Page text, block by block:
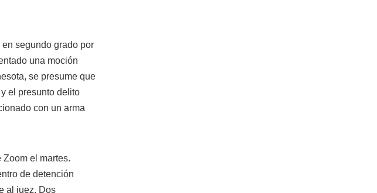
segundo grado por
una moción
se presume que
el presunto delito
con un arma
el martes.
de detención
al juez. Dos